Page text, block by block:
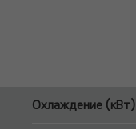
Охлаждение (кВт)